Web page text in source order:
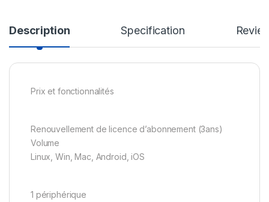
Description Specification
Prix et fonctionnalités
Renouvellement de licence d’abonnement (3ans)
Volume
Linux, Win, Mac, Android, iOS
1 périphérique